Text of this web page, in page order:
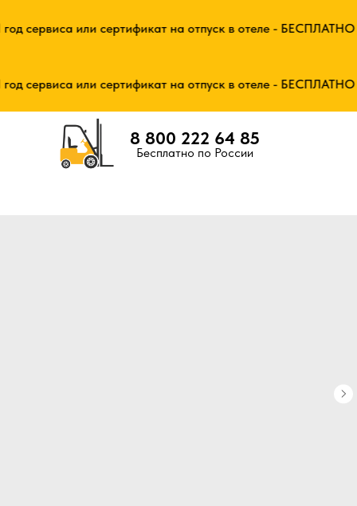
сервиса или сертификат на отпуск в отеле - БЕСПЛАТНО -
сервиса или сертификат на отпуск в отеле - БЕСПЛАТНО -
8 800 222 64 85
Бесплатно по России